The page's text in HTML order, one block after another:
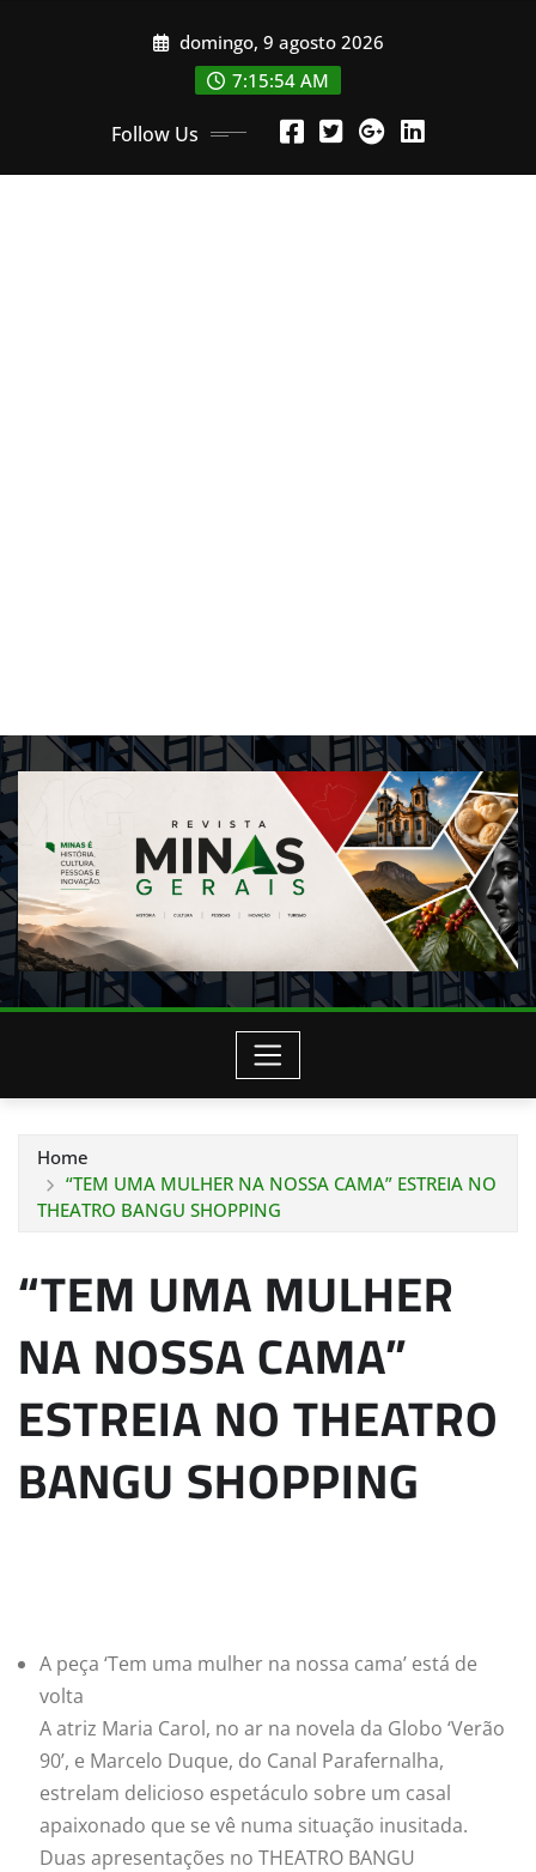
domingo, 9 agosto 2026
7:15:56 AM
Follow Us
Home
“TEM UMA MULHER NA NOSSA CAMA” ESTREIA NO
THEATRO BANGU SHOPPING
“TEM UMA MULHER
NA NOSSA CAMA”
ESTREIA NO THEATRO
BANGU SHOPPING
A peça ‘Tem uma mulher na nossa cama’ está de
volta
A atriz Maria Carol, no ar na novela da Globo ‘Verão
90’, e Marcelo Duque, do Canal Parafernalha,
estrelam delicioso espetáculo sobre um casal
apaixonado que se vê numa situação inusitada.
Duas apresentações no THEATRO BANGU